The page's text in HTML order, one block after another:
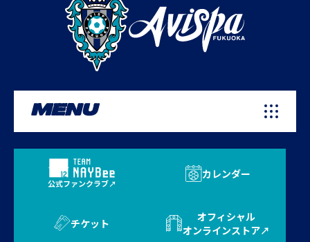
MENU
公式ファンクラブ
カレンダー
チケット
オフィシャル
オンラインストア